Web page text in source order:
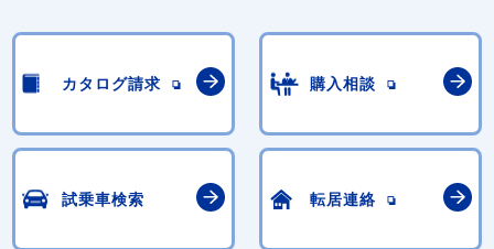
カタログ請求 購入相談
試乗車検索 転居連絡